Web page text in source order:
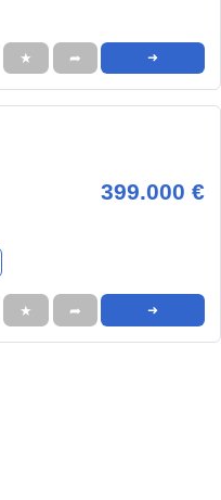
★ ➦ ➜
399.000 €
★ ➦ ➜